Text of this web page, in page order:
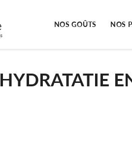
NOS GOÛTS NOS
HYDRATATIE